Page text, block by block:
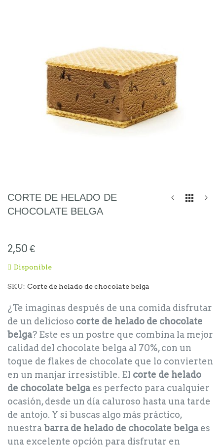
Saltar
al
la
galería
imágenes
CORTE DE HELADO DE
CHOCOLATE BELGA
2,50 €
Disponible
SKU Corte de helado de chocolate belga
¿Te imaginas después de una comida disfrutar
de un delicioso corte de helado de chocolate
belga? Este es un postre que combina la mejor
calidad del chocolate belga al 70%, con un
toque de flakes de chocolate que lo convierten
en un manjar irresistible. El corte de helado
de chocolate belgaes perfecto para cualquier
ocasión, desde un día caluroso hasta una tarde
de antojo. Y si buscas algo más práctico,
nuestrabarra de helado de chocolate belgaes
una excelente opción para disfrutar en